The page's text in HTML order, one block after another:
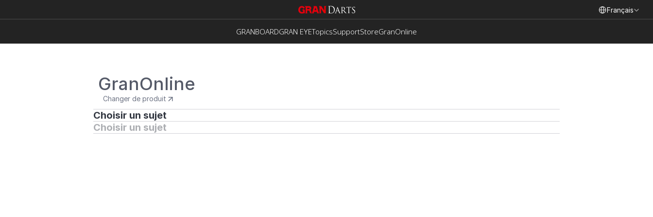
Français
GRANBOARDGRAN EYETopicsSupportStoreGranOnline
GranOnline
Changer de produit
Choisir un sujet
Choisir un sujet